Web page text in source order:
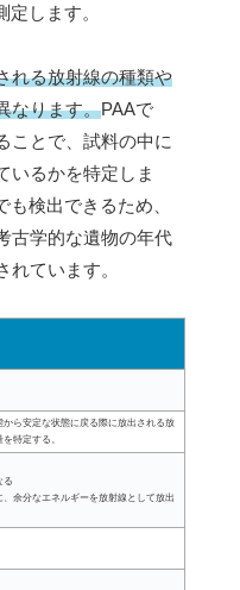
します。
れる放射線の種類や
なります。PAAで
ことで、試料の中に
いるかを特定しま
検出できるため、
古学的な遺物の年代
ています。
ら安定な状態に戻る際に放出される放
特定する。
る
余分なエネルギーを放射線として放出